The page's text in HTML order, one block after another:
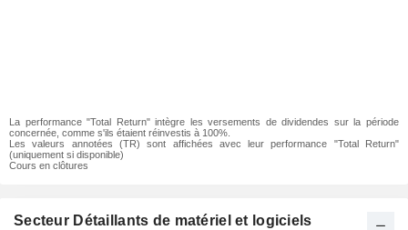
La performance "Total Return" intègre les versements de dividendes sur la période
concernée, comme s'ils étaient réinvestis à 100%.
Les valeurs annotées (TR) sont affichées avec leur performance "Total Return"
(uniquement si disponible)
Cours en clôtures
Secteur Détaillants de matériel et logiciels